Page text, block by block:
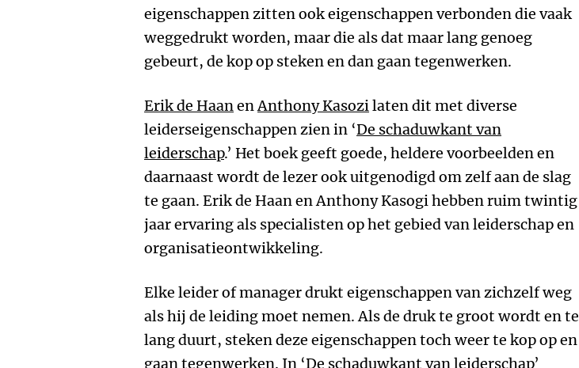
eigenschappen zitten ook eigenschappen verbonden die vaak
weggedrukt worden, maar die als dat maar lang genoeg
gebeurt, de kop op steken en dan gaan tegenwerken.
Erik de HaanenAnthony Kasozilaten dit met diverse
leiderseigenschappen zien in ‘De schaduwkant van
leiderschap.’ Het boek geeft goede, heldere voorbeelden en
daarnaast wordt de lezer ook uitgenodigd om zelf aan de slag
te gaan. Erik de Haan en Anthony Kasogi hebben ruim twintig
jaar ervaring als specialisten op het gebied van leiderschap en
organisatieontwikkeling.
Elke leider of manager drukt eigenschappen van zichzelf weg
als hij de leiding moet nemen. Als de druk te groot wordt en te
lang duurt, steken deze eigenschappen toch weer te kop op en
gaan tegenwerken. In ‘De schaduwkant van leiderschap’